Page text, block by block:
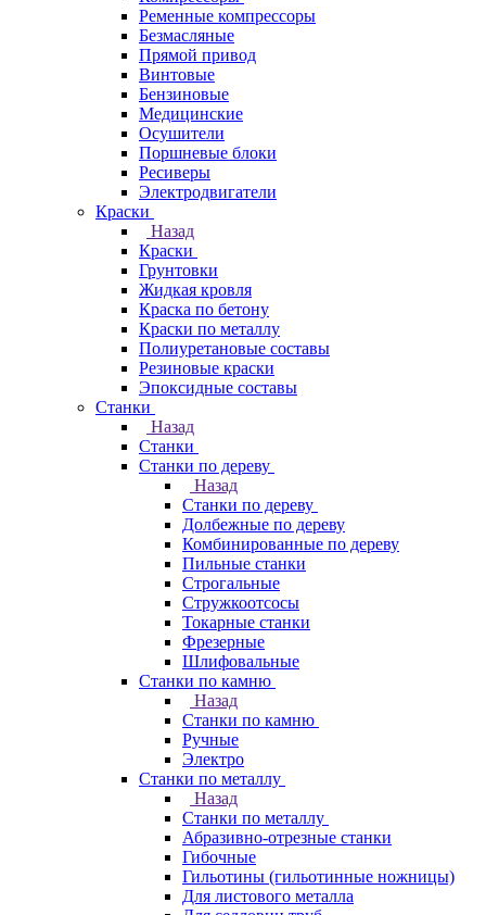
Ременные компрессоры
Безмасляные
Прямой привод
Винтовые
Бензиновые
Медицинские
Осушители
Поршневые блоки
Ресиверы
Электродвигатели
Краски
Назад
Краски
Грунтовки
Жидкая кровля
Краска по бетону
Краски по металлу
Полиуретановые составы
Резиновые краски
Эпоксидные составы
Станки
Назад
Станки
Станки по дереву
Назад
Станки по дереву
Долбежные по дереву
Комбинированные по дереву
Пильные станки
Строгальные
Стружкоотсосы
Токарные станки
Фрезерные
Шлифовальные
Станки по камню
Назад
Станки по камню
Ручные
Электро
Станки по металлу
Назад
Станки по металлу
Абразивно-отрезные станки
Гибочные
Гильотины (гильотинные ножницы)
Для листового металла